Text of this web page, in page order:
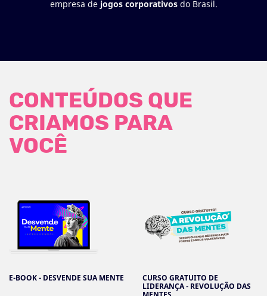
empresa dejogos corporativosdo Brasil.
CONTEÚDOS QUE
CRIAMOS PARA
VOCÊ
E-BOOK - DESVENDE SUA MENTE CURSO GRATUITO DE
LIDERANÇA - REVOLUÇÃO DAS